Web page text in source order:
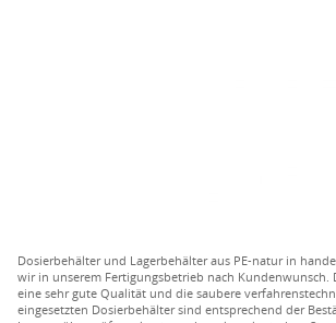
Dosierbehälter und Lagerbehälter aus PE-natur in
wir in unserem Fertigungsbetrieb nach Kundenwunsch.
eine sehr gute Qualität und die saubere
eingesetzten Dosierbehälter sind entsprechend der